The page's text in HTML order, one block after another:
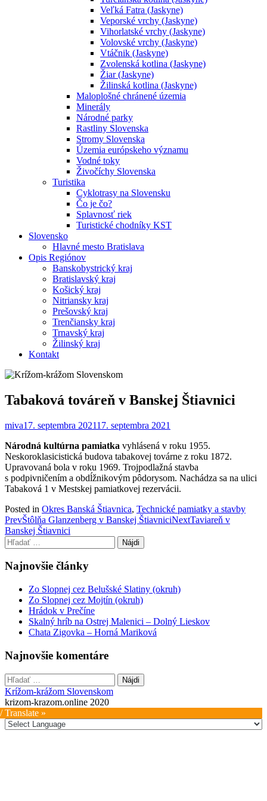
Veľká Fatra (Jaskyne)
Veporské vrchy (Jaskyne)
Vihorlatské vrchy (Jaskyne)
Volovské vrchy (Jaskyne)
Vtáčnik (Jaskyne)
Zvolenská kotlina (Jaskyne)
Žiar (Jaskyne)
Žilinská kotlina (Jaskyne)
Maloplošné chránené územia
Minerály
Národné parky
Rastliny Slovenska
Stromy Slovenska
Územia európskeho významu
Vodné toky
Živočíchy Slovenska
Turistika
Cyklotrasy na Slovensku
Čo je čo?
Splavnosť riek
Turistické chodníky KST
Slovensko
Hlavné mesto Bratislava
Opis Regiónov
Banskobystrický kraj
Bratislavský kraj
Košický kraj
Nitriansky kraj
Prešovský kraj
Trenčiansky kraj
Trnavský kraj
Žilinský kraj
Kontakt
Tabaková továreň v Banskej Štiavnici
miva17. septembra 202117. septembra 2021
Národná kultúrna pamiatka vyhlásená v roku 1955.
Neskoroklasicistická budova tabakovej továrne z roku 1872.
Upravovaná bola v roku 1969. Trojpodlažná stavba
s podpivničením a obdĺžnikovým pôdorysom. Nachádza sa na ulici
Tabaková 1 v Mestskej pamiatkovej rezervácii.
Posted in Okres Banská Štiavnica, Technické pamiatky a stavby
Post
navigation
PrevŠtôlňa Glanzenberg v Banskej ŠtiavniciNextTaviareň v
Banskej Štiavnici
Hľadať:
Najnovšie články
Zo Slopnej cez Belušské Slatiny (okruh)
Zo Slopnej cez Mojtín (okruh)
Hrádok v Prečíne
Skalný hríb na Ostrej Malenici – Dolný Lieskov
Chata Zigovka – Horná Mariková
Najnovšie komentáre
Hľadať:
Krížom-krážom Slovenskom
krizom-krazom.online 2020
Translate »